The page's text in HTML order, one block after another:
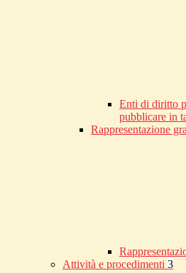
Enti di diritto
pubblicare in
Rappresentazione
Attività e procedimenti 3